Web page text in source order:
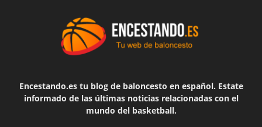
Encestando.es tu blog de baloncesto en español. Estate
informado de las últimas noticias relacionadas con el
mundo del basketball.